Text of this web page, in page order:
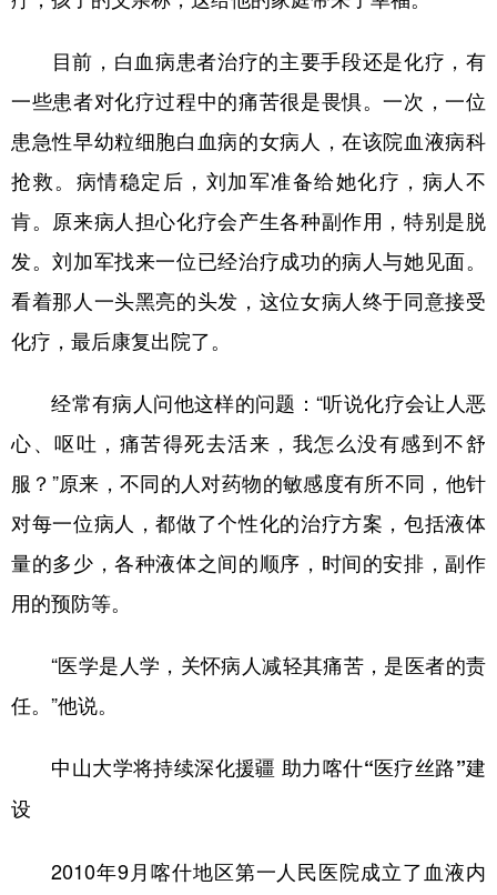
目前，白血病患者治疗的主要手段还是化疗，有
一些患者对化疗过程中的痛苦很是畏惧。一次，一位
患急性早幼粒细胞白血病的女病人，在该院血液病科
抢救。病情稳定后，刘加军准备给她化疗，病人不
肯。原来病人担心化疗会产生各种副作用，特别是脱
发。刘加军找来一位已经治疗成功的病人与她见面。
看着那人一头黑亮的头发，这位女病人终于同意接受
化疗，最后康复出院了。
经常有病人问他这样的问题：“听说化疗会让人恶
心、呕吐，痛苦得死去活来，我怎么没有感到不舒
服？”原来，不同的人对药物的敏感度有所不同，他针
对每一位病人，都做了个性化的治疗方案，包括液体
量的多少，各种液体之间的顺序，时间的安排，副作
用的预防等。
“医学是人学，关怀病人减轻其痛苦，是医者的责
任。”他说。
中山大学将持续深化援疆 助力喀什“医疗丝路”建
设
2010年9月喀什地区第一人民医院成立了血液内